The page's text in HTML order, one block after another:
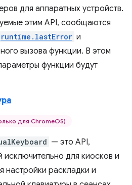
для аппаратных устройств.
этим API, сообщаются
runtime.lastError и
вызова функции. В этом
функции будут
для ChromeOS)
— это API,
исключительно для киосков и
настройки раскладки и